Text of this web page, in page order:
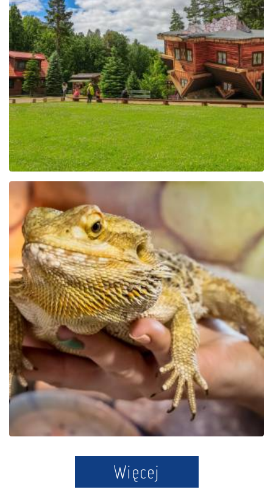
Centrum Edukacji i
Promocji Regionu w
Szymbarku
Park Edukacyjny Zoo –
Egzotyczne Kaszuby w
Tuchlinie
Więcej